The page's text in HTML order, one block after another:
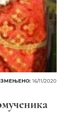
16/11/2020